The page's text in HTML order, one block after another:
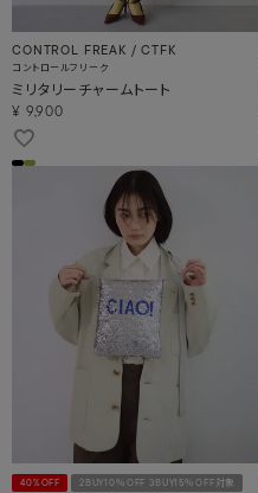
CONTROL FREAK / CTFK
コントロールフリーク
ミリタリーチャームトート
¥ 9,900
40%OFF 2BUY10％OFF 3BUY15％OFF対象